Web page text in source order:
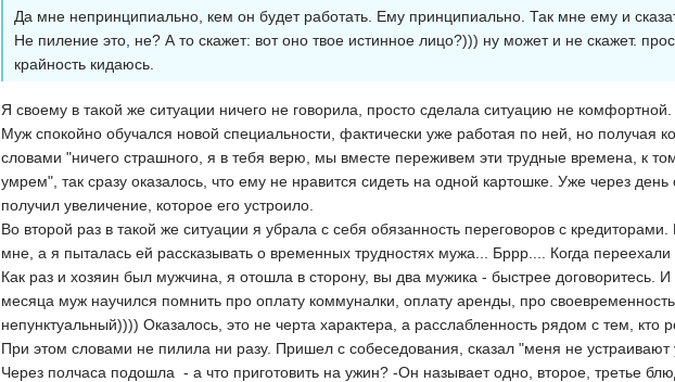
Да мне непринципиально, кем он будет работать. Ему принципиально. Так мне ему и
Не пиление это, не? А то скажет: вот оно твое истинное лицо?))) ну может и не скажет.
крайность кидаюсь.
Я своему в такой же ситуации ничего не говорила, просто сделала ситуацию не
Муж спокойно обучался новой специальности, фактически уже работая по ней, но получая
словами "ничего страшного, я в тебя верю, мы вместе переживем эти трудные времена, к
умрем", так сразу оказалось, что ему не нравится сидеть на одной картошке. Уже через
получил увеличение, которое его устроило.
Во второй раз в такой же ситуации я убрала с себя обязанность переговоров с
мне, а я пыталась ей рассказывать о временных трудностях мужа... Бррр.... Когда переехали
Как раз и хозяин был мужчина, я отошла в сторону, вы два мужика - быстрее договоритесь.
месяца муж научился помнить про оплату коммуналки, оплату аренды, про
непунктуальный)))) Оказалось, это не черта характера, а расслабленность рядом с тем, кто
При этом словами не пилила ни разу. Пришел с собеседования, сказал "меня не
Через полчаса подошла - а что приготовить на ужин? -Он называет одно, второе, третье